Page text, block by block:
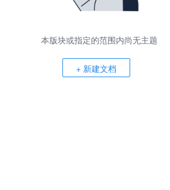
本版块或指定的范围内尚无主题
+ 新建文档